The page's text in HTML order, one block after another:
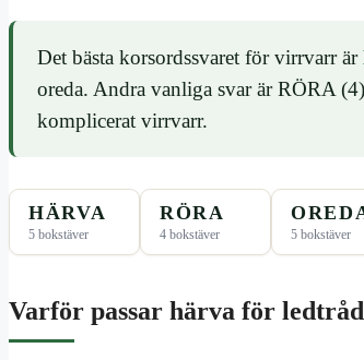
Det bästa korsordssvaret för virrvarr är
oreda. Andra vanliga svar är RÖRA
komplicerat virrvarr.
HÄRVA
5 bokstäver
RÖRA
4 bokstäver 5 bokstäver
Varför passar härva för